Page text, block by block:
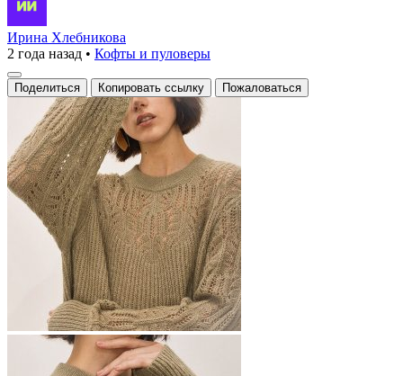
Связала,
чтобы
согреть
даже
самые
холодные
взгляды!
Ирина Хлебникова
2 года назад • Кофты и пуловеры
Поделиться Копировать ссылку Пожаловаться